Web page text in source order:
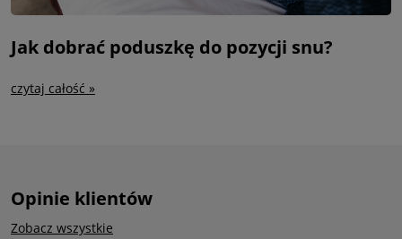
Jak dobrać poduszkę do pozycji snu?
czytaj całość »
Opinie klientów
Zobacz wszystkie